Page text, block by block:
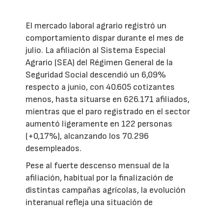
El mercado laboral agrario registró un
comportamiento dispar durante el mes de
julio. La afiliación al Sistema Especial
Agrario (SEA) del Régimen General de la
Seguridad Social descendió un 6,09%
respecto a junio, con 40.605 cotizantes
menos, hasta situarse en 626.171 afiliados,
mientras que el paro registrado en el sector
aumentó ligeramente en 122 personas
(+0,17%), alcanzando los 70.296
desempleados.
Pese al fuerte descenso mensual de la
afiliación, habitual por la finalización de
distintas campañas agrícolas, la evolución
interanual refleja una situación de